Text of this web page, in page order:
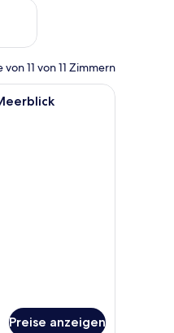
Wochenende, Aug.
von 11 von 11 Zimmern
und einem Fernseher.
Hotelzimmer mit einem
Preise anzeigen